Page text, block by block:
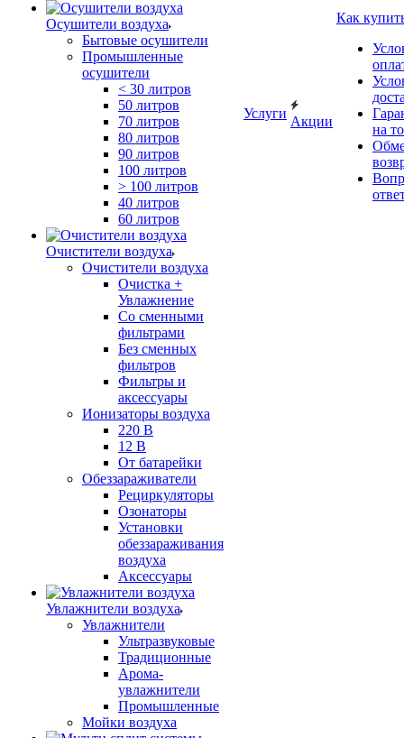
Осушители воздуха
Бытовые осушители
Промышленные
осушители
< 30 литров
50 литров
70 литров
80 литров
90 литров
100 литров
> 100 литров
40 литров
60 литров
Очистители воздуха
Очистители воздуха
Очистка +
Увлажнение
Cо сменными
фильтрами
Без сменных
фильтров
Фильтры и
аксессуары
Ионизаторы воздуха
220 В
12 В
От батарейки
Обеззараживатели
Рециркуляторы
Озонаторы
Установки
обеззараживания
воздуха
Аксессуары
Увлажнители воздуха
Увлажнители
Ультразвуковые
Традиционные
Арома-
увлажнители
Промышленные
Мойки воздуха
Услуги
Акции
Как
на